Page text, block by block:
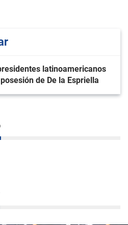
latinoamericanos
de De la Espriella